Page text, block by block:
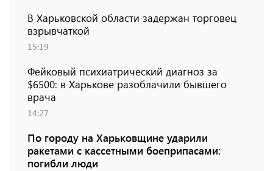
В Харьковской области задержан торговец
взрывчаткой
15:19
Фейковый психиатрический диагноз за
$6500: в Харькове разоблачили бывшего
врача
14:27
По городу на Харьковщине ударили
ракетами с кассетными боеприпасами:
погибли люди